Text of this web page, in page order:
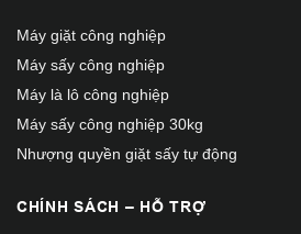
Máy giặt công nghiệp
Máy sấy công nghiệp
Máy là lô công nghiệp
Máy sấy công nghiệp 30kg
Nhượng quyền giặt sấy tự động
CHÍNH SÁCH – HỖ TRỢ